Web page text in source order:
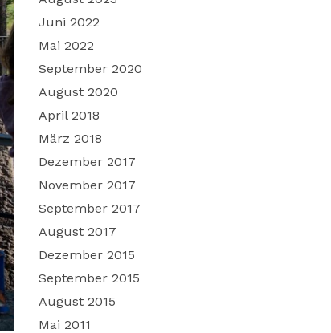
Juni 2022
Mai 2022
September 2020
August 2020
April 2018
März 2018
Dezember 2017
November 2017
September 2017
August 2017
Dezember 2015
September 2015
August 2015
Mai 2011